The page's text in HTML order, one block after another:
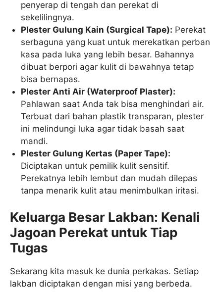
penyerap di tengah dan perekat di
sekelilingnya.
Plester Gulung Kain (Surgical Tape): Perekat
serbaguna yang kuat untuk merekatkan perban
kasa pada luka yang lebih besar. Bahannya
dibuat berpori agar kulit di bawahnya tetap
bisa bernapas.
Plester Anti Air (Waterproof Plaster):
Pahlawan saat Anda tak bisa menghindari air.
Terbuat dari bahan plastik transparan, plester
ini melindungi luka agar tidak basah saat
mandi.
Plester Gulung Kertas (Paper Tape):
Diciptakan untuk pemilik kulit sensitif.
Perekatnya lebih lembut dan mudah dilepas
tanpa menarik kulit atau menimbulkan iritasi.
Keluarga Besar Lakban: Kenali
Jagoan Perekat untuk Tiap
Tugas
Sekarang kita masuk ke dunia perkakas. Setiap
lakban diciptakan dengan misi yang berbeda.